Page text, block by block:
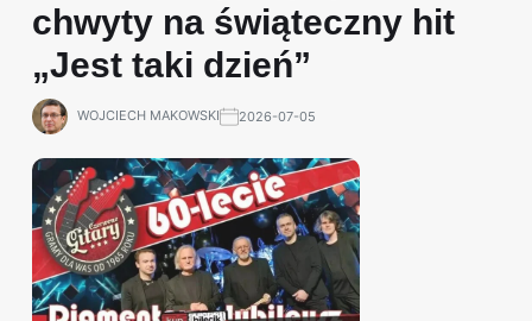
chwyty na świąteczny hit
„Jest taki dzień”
WOJCIECH MAKOWSKI 2026-07-05